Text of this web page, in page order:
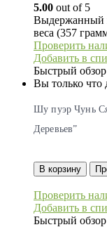
5.00 out of 5
Выдержанный
веса (357
Проверить
Добавить в
Быстрый обзор
Вы только что
Шу пуэр Чунь
Деревьев”
В корзину
Проверить
Добавить в
Быстрый обзор